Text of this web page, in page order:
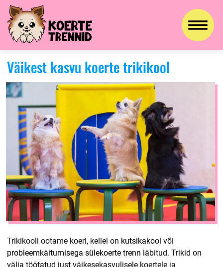
Väikest kasvu koerte trikikool
Trikikooli ootame koeri, kellel on kutsikakool või
probleemkäitumisega sülekoerte trenn läbitud. Trikid on
välja töötatud just väikesekasvulisele koertele ja